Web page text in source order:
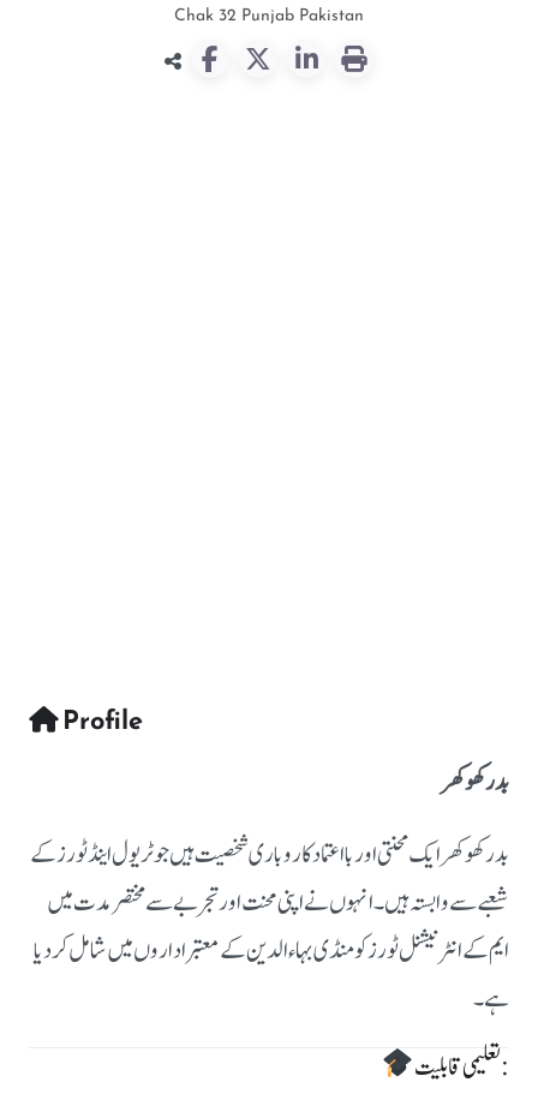
Chak 32 Punjab Pakistan
Profile
بدر کھوکھر
بدر کھوکھر ایک محنتی اور بااعتماد کاروباری شخصیت ہیں جو ٹریول اینڈ ٹورز کے
شعبے سے وابستہ ہیں۔ انہوں نے اپنی محنت اور تجربے سے مختصر مدت میں
ایم کے انٹرنیشنل ٹورز کو منڈی بہاءالدین کے معتبر اداروں میں شامل کر دیا
ہے۔
تعلیمی قابلیت: